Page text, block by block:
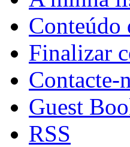
Conteúdo
Finalizar
Contacte-
Guest
RSS